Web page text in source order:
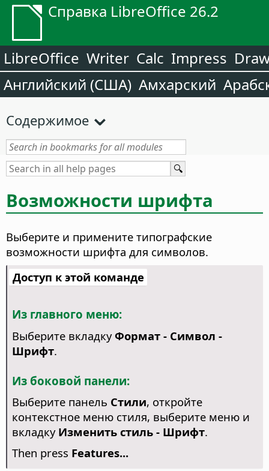
Справка LibreOffice 26.2
LibreOffice Writer Calc Impress
Английский (США) Амхарский
Содержимое
Возможности шрифта
Выберите и примените типографские
возможности шрифта для символов.
Доступ к этой команде
Из главного меню:
Выберите вкладкуФормат - Символ -
Шрифт.
Из боковой панели:
Выберите панель Стили, откройте
контекстное меню стиля, выберите меню и
вкладку Изменить стиль - Шрифт.
Then press Features...